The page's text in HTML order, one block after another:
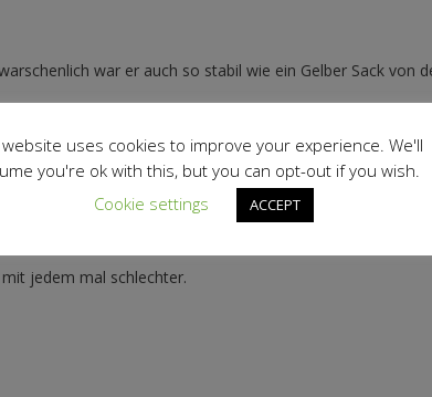
war er auch so stabil wie ein Gelber Sack von
jedem mal schlechter.
website uses cookies to improve your experience. We'll
you're ok with this, but you can opt-out if you wish.
Cookie settings
ACCEPT